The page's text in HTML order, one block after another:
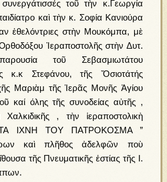
τοῦ τὴν κ.Γεωργία
καὶ τὴν κ. Σοφία Κανιούρα
ἐθελόντριες στὴν Μουκόμπα, μὲ
Ἱεραποστολῆς στὴν Δυτ.
τοῦ Σεβασμιωτάτου
κ.κ Στεφάνου, τῆς Ὄσιοτάτής
Μαριὰμ τῆς Ἱερᾶς Μονῆς Ἁγίου
καί όλης τῆς συνοδείας αὐτῆς ,
, τὴν ἱεραποστολικὴ
ΙΧΝΗ ΤΟΥ ΠΑΤΡΟΚΟΣΜΑ ”
καὶ πλῆθος ἀδελφῶν ποὺ
τῆς Πνευματικῆς ἑστίας τῆς Ι.